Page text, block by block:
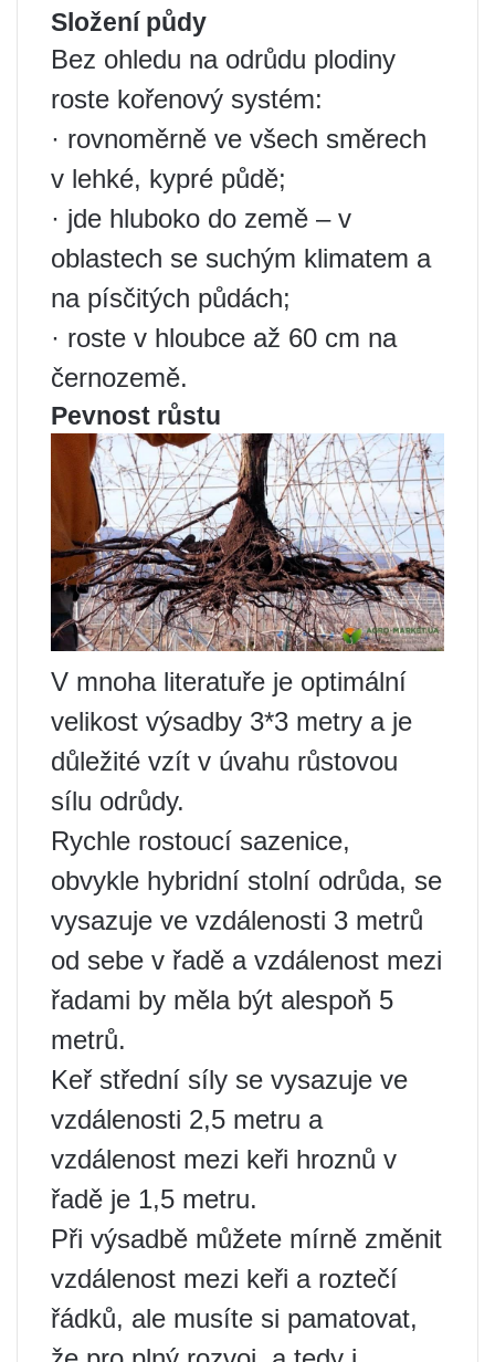
Složení půdy
Bez ohledu na odrůdu plodiny
roste kořenový systém:
· rovnoměrně ve všech směrech
v lehké, kypré půdě;
· jde hluboko do země – v
oblastech se suchým klimatem a
na písčitých půdách;
· roste v hloubce až 60 cm na
černozemě.
Pevnost růstu
V mnoha literatuře je optimální
velikost výsadby 3*3 metry a je
důležité vzít v úvahu růstovou
sílu odrůdy.
Rychle rostoucí sazenice,
obvykle hybridní stolní odrůda, se
vysazuje ve vzdálenosti 3 metrů
od sebe v řadě a vzdálenost mezi
řadami by měla být alespoň 5
metrů.
Keř střední síly se vysazuje ve
vzdálenosti 2,5 metru a
vzdálenost mezi keři hroznů v
řadě je 1,5 metru.
Při výsadbě můžete mírně změnit
vzdálenost mezi keři a roztečí
řádků, ale musíte si pamatovat,